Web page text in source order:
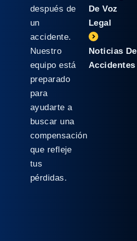
después de
un
accidente.
Nuestro
equipo está
preparado
para
ayudarte a
buscar una
compensación
que refleje
tus
pérdidas.
De Voz
Legal
Noticias De
Accidentes